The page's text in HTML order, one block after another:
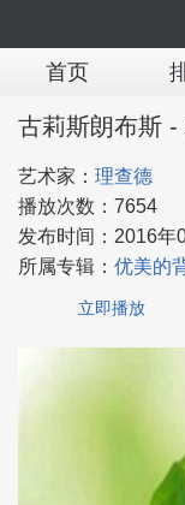
首页
古莉斯朗布斯 -
艺术家： 理查德
播放次数： 7654
发布时间： 2016年
所属专辑： 优美的
立即播放